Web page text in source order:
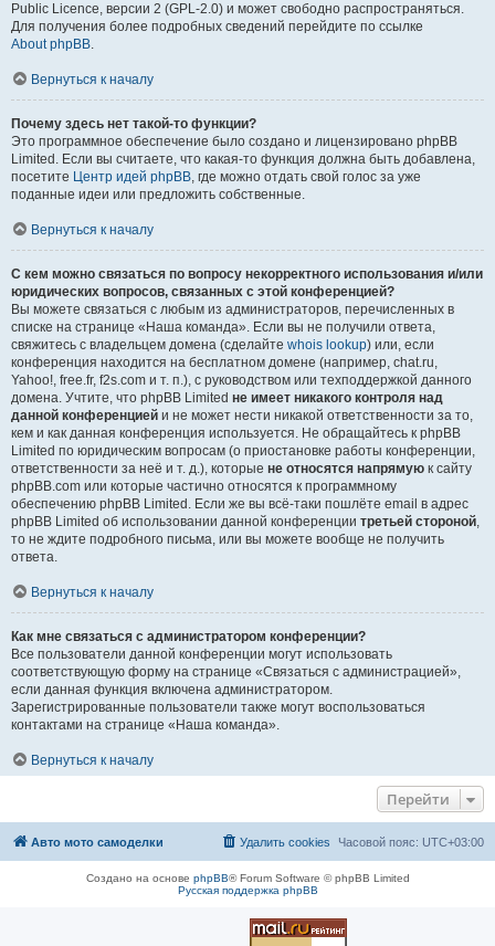
Public Licence, версии 2 (GPL-2.0) и может свободно распространяться.
Для получения более подробных сведений перейдите по ссылке
About phpBB.
Вернуться к началу
Почему здесь нет такой-то функции?
Это программное обеспечение было создано и лицензировано phpBB
Limited. Если вы считаете, что какая-то функция должна быть добавлена,
посетите Центр идей phpBB, где можно отдать свой голос за уже
поданные идеи или предложить собственные.
Вернуться к началу
С кем можно связаться по вопросу некорректного использования и/или
юридических вопросов, связанных с этой конференцией?
Вы можете связаться с любым из администраторов, перечисленных в
списке на странице «Наша команда». Если вы не получили ответа,
свяжитесь с владельцем домена (сделайте whois lookup) или, если
конференция находится на бесплатном домене (например, chat.ru,
Yahoo!, free.fr, f2s.com и т. п.), с руководством или техподдержкой данного
домена. Учтите, что phpBB Limited не имеет никакого контроля над
данной конференцией и не может нести никакой ответственности за то,
кем и как данная конференция используется. Не обращайтесь к phpBB
Limited по юридическим вопросам (о приостановке работы конференции,
ответственности за неё и т. д.), которые не относятся напрямую к сайту
phpBB.com или которые частично относятся к программному
обеспечению phpBB Limited. Если же вы всё-таки пошлёте email в адрес
phpBB Limited об использовании данной конференции третьей стороной,
то не ждите подробного письма, или вы можете вообще не получить
ответа.
Вернуться к началу
Как мне связаться с администратором конференции?
Все пользователи данной конференции могут использовать
соответствующую форму на странице «Связаться с администрацией»,
если данная функция включена администратором.
Зарегистрированные пользователи также могут воспользоваться
контактами на странице «Наша команда».
Вернуться к началу
Перейти
Авто мото самоделки Часовой пояс: UTC+03:00
Удалить cookies
Создано на основе phpBB® Forum Software © phpBB Limited
Русская поддержка phpBB